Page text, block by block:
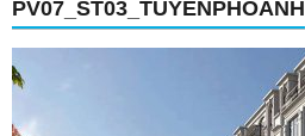
PV07_ST03_TUYENPHOANH